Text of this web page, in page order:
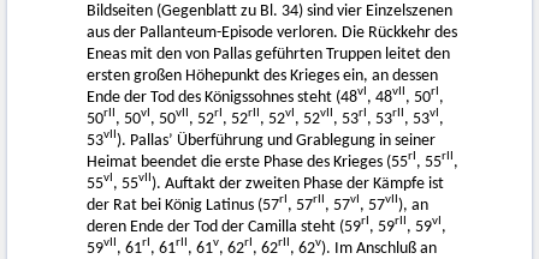
Bildseiten (Gegenblatt zu Bl. 34) sind vier Einzelszenen
aus der Pallanteum-Episode verloren. Die Rückkehr des
Eneas mit den von Pallas geführten Truppen leitet den
ersten großen Höhepunkt des Krieges ein, an dessen
Ende der Tod des Königssohnes steht (48vI, 48vII, 50rI,
50rII, 50vI, 50vII, 52rI, 52rII, 52vI, 52vII, 53rI, 53rII, 53vI,
53vII). Pallas’ Überführung und Grablegung in seiner
Heimat beendet die erste Phase des Krieges (55rI, 55rII,
55vI, 55vII). Auftakt der zweiten Phase der Kämpfe ist
der Rat bei König Latinus (57rI, 57rII, 57vI, 57vII), an
deren Ende der Tod der Camilla steht (59rI, 59rII, 59vI,
59vII, 61rI, 61rII, 61v, 62rI, 62rII, 62v). Im Anschluß an